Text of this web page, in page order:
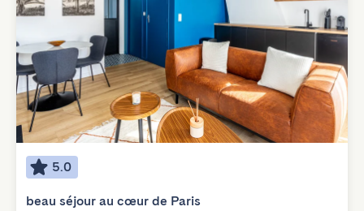
5.0
beau séjour au cœur de Paris